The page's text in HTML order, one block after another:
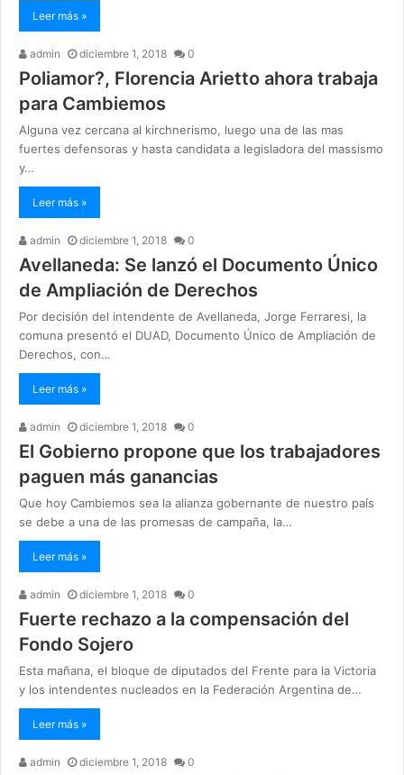
Leer más »
admin diciembre 1, 2018 0
Poliamor?, Florencia Arietto ahora trabaja
para Cambiemos
Alguna vez cercana al kirchnerismo, luego una de las mas
fuertes defensoras y hasta candidata a legisladora del massismo
y…
Leer más »
admin diciembre 1, 2018 0
Avellaneda: Se lanzó el Documento Único
de Ampliación de Derechos
Por decisión del intendente de Avellaneda, Jorge Ferraresi, la
comuna presentó el DUAD, Documento Único de Ampliación de
Derechos, con…
Leer más »
admin diciembre 1, 2018 0
El Gobierno propone que los trabajadores
paguen más ganancias
Que hoy Cambiemos sea la alianza gobernante de nuestro país
se debe a una de las promesas de campaña, la…
Leer más »
admin diciembre 1, 2018 0
Fuerte rechazo a la compensación del
Fondo Sojero
Esta mañana, el bloque de diputados del Frente para la Victoria
y los intendentes nucleados en la Federación Argentina de…
Leer más »
admin diciembre 1, 2018 0